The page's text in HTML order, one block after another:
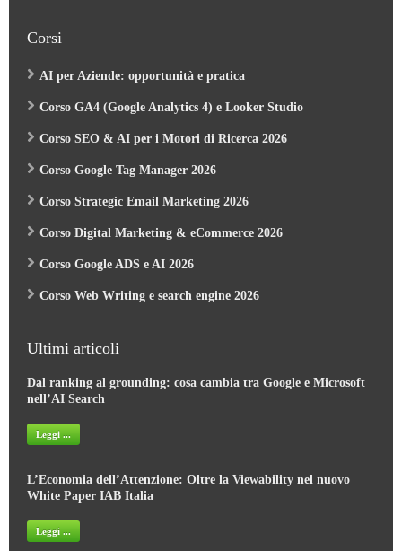
Corsi
AI per Aziende: opportunità e pratica
Corso GA4 (Google Analytics 4) e Looker Studio
Corso SEO & AI per i Motori di Ricerca 2026
Corso Google Tag Manager 2026
Corso Strategic Email Marketing 2026
Corso Digital Marketing & eCommerce 2026
Corso Google ADS e AI 2026
Corso Web Writing e search engine 2026
Ultimi articoli
Dal ranking al grounding: cosa cambia tra Google e Microsoft
nell’AI Search
Leggi ...
L’Economia dell’Attenzione: Oltre la Viewability nel nuovo
White Paper IAB Italia
Leggi ...